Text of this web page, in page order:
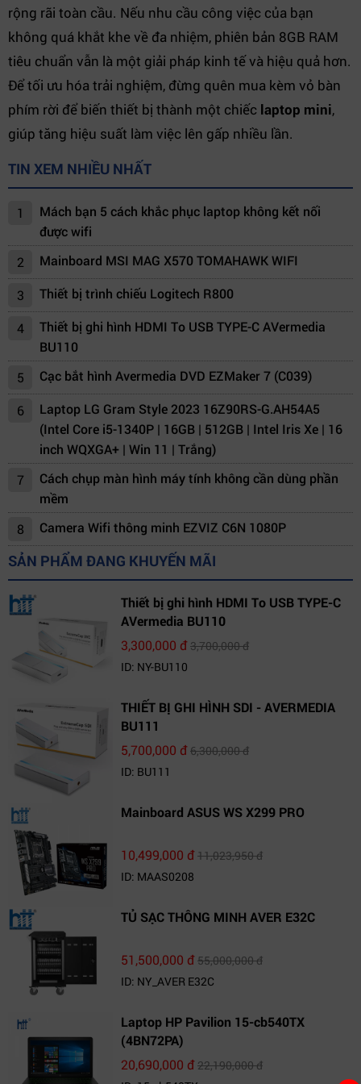
rộng rãi toàn cầu. Nếu nhu cầu công việc của bạn
không quá khắt khe về đa nhiệm, phiên bản 8GB RAM
tiêu chuẩn vẫn là một giải pháp kinh tế và hiệu quả hơn.
Để tối ưu hóa trải nghiệm, đừng quên mua kèm vỏ bàn
phím rời để biến thiết bị thành một chiếc laptop mini,
giúp tăng hiệu suất làm việc lên gấp nhiều lần.
TIN XEM NHIỀU NHẤT
1
Mách bạn 5 cách khắc phục laptop không kết nối
được wifi
2
Mainboard MSI MAG X570 TOMAHAWK WIFI
3 Thiết bị trình chiếu Logitech R800
4
Thiết bị ghi hình HDMI To USB TYPE-C AVermedia
BU110
5
Cạc bắt hình Avermedia DVD EZMaker 7 (C039)
6
Laptop LG Gram Style 2023 16Z90RS-G.AH54A5
(Intel Core i5-1340P | 16GB | 512GB | Intel Iris Xe | 16
inch WQXGA+ | Win 11 | Trắng)
7
Cách chụp màn hình máy tính không cần dùng phần
mềm
8
Camera Wifi thông minh EZVIZ C6N 1080P
SẢN PHẨM ĐANG KHUYẾN MÃI
Thiết bị ghi hình HDMI To USB TYPE-C
AVermedia BU110
3,300,000 đ3,700,000 đ
ID: NY-BU110
THIẾT BỊ GHI HÌNH SDI - AVERMEDIA
BU111
5,700,000 đ6,300,000 đ
ID: BU111
Mainboard ASUS WS X299 PRO
10,499,000 đ11,023,950 đ
ID: MAAS0208
TỦ SẠC THÔNG MINH AVER E32C
51,500,000 đ55,000,000 đ
ID: NY_AVER E32C
Laptop HP Pavilion 15-cb540TX
(4BN72PA)
20,690,000 đ22,190,000 đ